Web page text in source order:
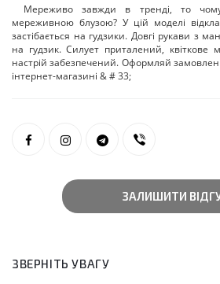
Мереживо завжди в тренді, то
мереживною блузою? У цій моделі
застібається на гудзики. Довгі рукави з
на гудзик. Силует приталений,
настрій забезпечений. Оформляй
інтернет-магазині & # 33;
ЗАЛИШИТИ
ЗВЕРНІТЬ УВАГУ